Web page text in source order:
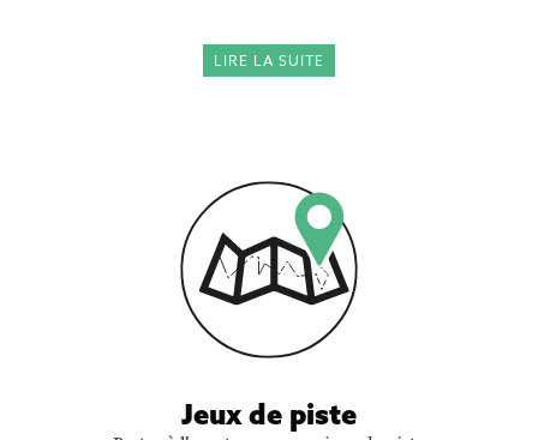
LIRE LA SUITE
Jeux de piste